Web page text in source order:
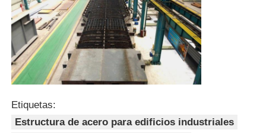
Etiquetas:
Estructura de acero para edificios industriales